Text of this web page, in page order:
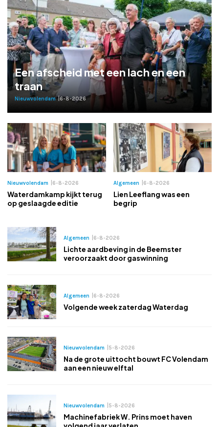
Adverteren
Adreswijziging
Contact
Nieuwvolendam |6-8-2026
Een afscheid met een lach en een
traan
Nieuwvolendam 6-8-2026
Waterdamkamp kijkt terug
op geslaagde editie
Algemeen 6-8-2026
Lien Leeflang was een
begrip
Algemeen 6-8-2026
Lichte aardbeving in de Beemster
veroorzaakt door gaswinning
Algemeen 6-8-2026
Volgende week zaterdag Waterdag
Nieuwvolendam 5-8-2026
Na de grote uittocht bouwt FC Volendam
aan een nieuw elftal
Nieuwvolendam 5-8-2026
Machinefabriek W. Prins moet haven